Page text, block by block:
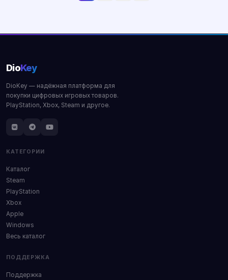
DioKey
DioKey — надёжная платформа для
покупки цифровых игровых товаров.
PlayStation, Xbox, Steam и другое.
КАТЕГОРИИ
Каталог
Steam
PlayStation
Xbox
Apple
Windows
Весь каталог
ПОДДЕРЖКА
Поддержка